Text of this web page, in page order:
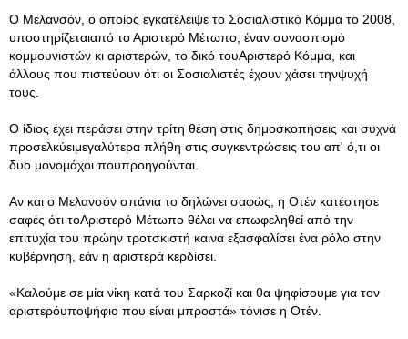
Ο Μελανσόν, ο οποίος εγκατέλειψε το Σοσιαλιστικό Κόμμα το 2008,
υποστηρίζεταιαπό το Αριστερό Μέτωπο, έναν συνασπισμό
κομμουνιστών κι αριστερών, το δικό τουΑριστερό Κόμμα, και
άλλους που πιστεύουν ότι οι Σοσιαλιστές έχουν χάσει τηνψυχή
τους.
Ο ίδιος έχει περάσει στην τρίτη θέση στις δημοσκοπήσεις και συχνά
προσελκύειμεγαλύτερα πλήθη στις συγκεντρώσεις του απ' ό,τι οι
δυο μονομάχοι πουπροηγούνται.
Αν και ο Μελανσόν σπάνια το δηλώνει σαφώς, η Οτέν κατέστησε
σαφές ότι τοΑριστερό Μέτωπο θέλει να επωφεληθεί από την
επιτυχία του πρώην τροτσκιστή καινα εξασφαλίσει ένα ρόλο στην
κυβέρνηση, εάν η αριστερά κερδίσει.
«Καλούμε σε μία νίκη κατά του Σαρκοζί και θα ψηφίσουμε για τον
αριστερόυποψήφιο που είναι μπροστά» τόνισε η Οτέν.